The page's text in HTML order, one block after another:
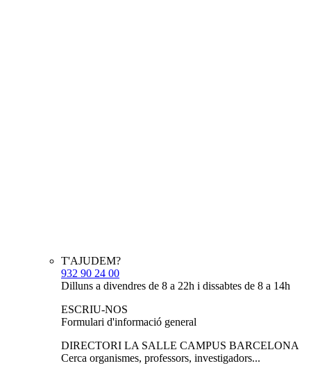
T'AJUDEM?
932 90 24 00
Dilluns a divendres de 8 a 22h i dissabtes de 8 a 14h
ESCRIU-NOS
Formulari d'informació general
DIRECTORI LA SALLE CAMPUS BARCELONA
Cerca organismes, professors, investigadors...